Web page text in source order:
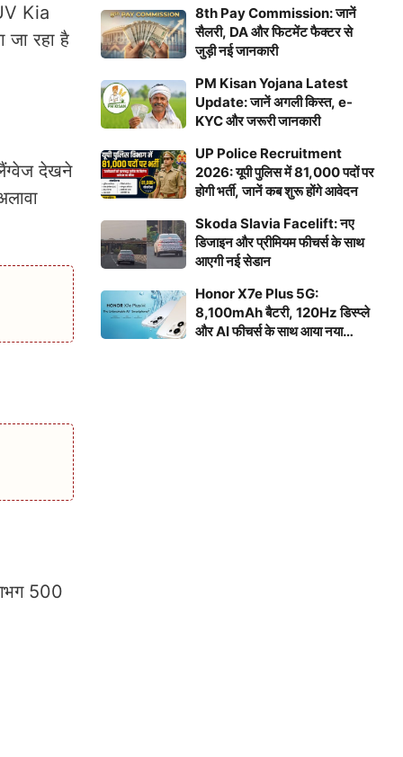
Kia
जा रहा है
देखने
500
8th Pay Commission: जानें
सैलरी, DA और फिटमेंट फैक्टर से
जुड़ी नई जानकारी
PM Kisan Yojana Latest
Update: जानें अगली किस्त, e-
KYC और जरूरी जानकारी
UP Police Recruitment
2026: यूपी पुलिस में 81,000 पदों पर
होगी भर्ती, जानें कब शुरू होंगे आवेदन
Skoda Slavia Facelift: नए
डिजाइन और प्रीमियम फीचर्स के साथ
आएगी नई सेडान
Honor X7e Plus 5G:
8,100mAh बैटरी, 120Hz डिस्प्ले
और AI फीचर्स के साथ आया नया